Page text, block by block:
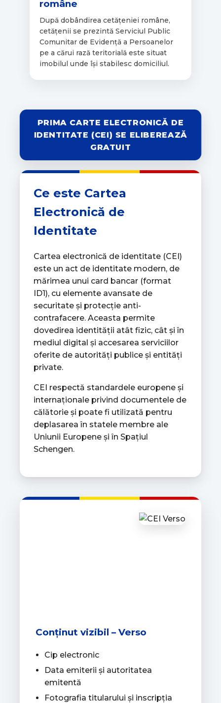
române
După dobândirea cetățeniei române,
cetățenii se prezintă Serviciul Public
Comunitar de Evidență a Persoanelor
pe a cărui rază teritorială este situat
imobilul unde își stabilesc domiciliul.
PRIMA CARTE ELECTRONICĂ DE
IDENTITATE (CEI) SE ELIBEREAZĂ
GRATUIT
Ce este Cartea
Electronică de
Identitate
Cartea electronică de identitate (CEI)
este un act de identitate modern, de
mărimea unui card bancar (format
ID1), cu elemente avansate de
securitate și protecție anti-
contrafacere. Aceasta permite
dovedirea identității atât fizic, cât și în
mediul digital și accesarea serviciilor
oferite de autorități publice și entități
private.
CEI respectă standardele europene și
internaționale privind documentele de
călătorie și poate fi utilizată pentru
deplasarea în statele membre ale
Uniunii Europene și în Spațiul
Schengen.
Conținut vizibil – Verso
Cip electronic
Data emiterii și autoritatea
emitentă
Fotografia titularului și inscripția